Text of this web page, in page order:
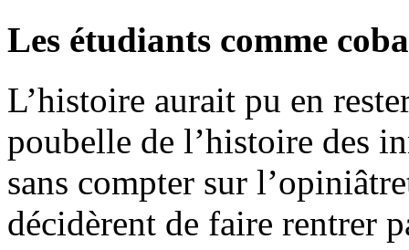
Les étudiants comme
L’histoire aurait pu en
poubelle de l’histoire des
sans compter sur
décidèrent de faire rentrer